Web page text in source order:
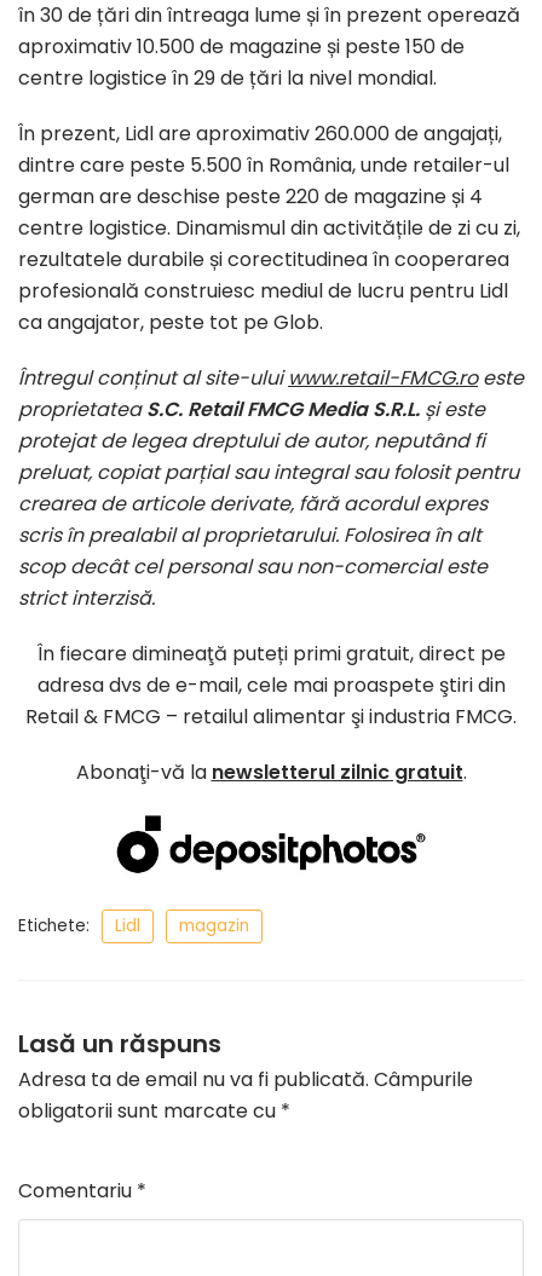
în 30 de țări din întreaga lume și în prezent operează
aproximativ 10.500 de magazine și peste 150 de
centre logistice în 29 de țări la nivel mondial.
În prezent, Lidl are aproximativ 260.000 de angajați,
dintre care peste 5.500 în România, unde retailer-ul
german are deschise peste 220 de magazine și 4
centre logistice. Dinamismul din activitățile de zi cu zi,
rezultatele durabile și corectitudinea în cooperarea
profesională construiesc mediul de lucru pentru Lidl
ca angajator, peste tot pe Glob.
Întregul conținut al site-uluiwww.retail-FMCG.roeste
proprietateaS.C. Retail FMCG Media S.R.L. și este
protejat de legea dreptului de autor, neputând fi
preluat, copiat parțial sau integral sau folosit pentru
crearea de articole derivate, fără acordul expres
scris în prealabil al proprietarului. Folosirea în alt
scop decât cel personal sau non-comercial este
strict interzisă.
În fiecare dimineaţă puteți primi gratuit, direct pe
adresa dvs de e-mail, cele mai proaspete ştiri din
Retail & FMCG – retailul alimentar şi industria FMCG.
Abonaţi-vă la newsletterul zilnic gratuit.
Etichete: Lidl magazin
Lasă un răspuns
Adresa ta de email nu va fi publicată. Câmpurile
obligatorii sunt marcate cu *
Comentariu *